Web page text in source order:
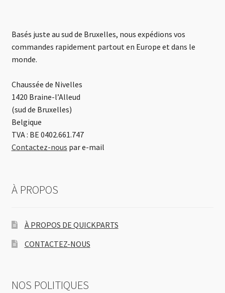
Basés juste au sud de Bruxelles, nous expédions vos
commandes rapidement partout en Europe et dans le
monde.
Chaussée de Nivelles
1420 Braine-l’Alleud
(sud de Bruxelles)
Belgique
TVA : BE 0402.661.747
Contactez-nous par e-mail
À PROPOS
À PROPOS DE QUICKPARTS
CONTACTEZ-NOUS
NOS POLITIQUES